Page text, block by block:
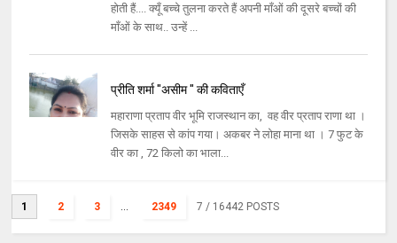
होती हैं.... क्यूँ बच्चे तुलना करते हैं अपनी माँओं की दूसरे बच्चों की
माँओं के साथ.. उन्हें ...
प्रीति शर्मा "असीम " की कविताएँ
महाराणा प्रताप वीर भूमि राजस्थान का, वह वीर प्रताप राणा था ।
जिसके साहस से कांप गया। अकबर ने लोहा माना था । 7 फुट के
वीर का , 72 किलो का भाला...
1 2 3 ... 2349 7 / 16442 POSTS